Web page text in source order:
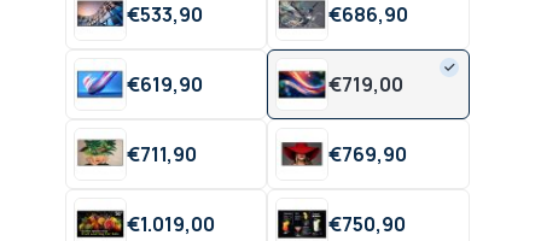
€533,90 €686,90
€619,90 €719,00
€711,90 €769,90
€1.019,00 €750,90